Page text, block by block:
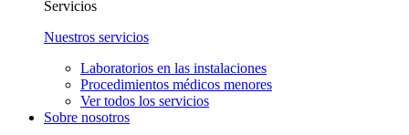
Servicios
Nuestros servicios
Laboratorios en las instalaciones
Procedimientos médicos menores
Ver todos los servicios
Sobre nosotros